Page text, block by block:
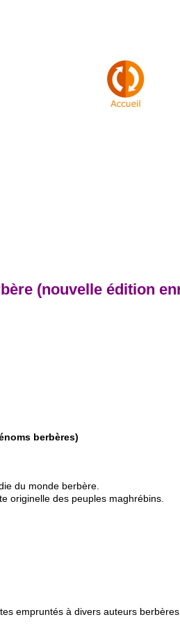
(nouvelle édition
berbères)
du monde berbère.
originelle des peuples maghrébins.
empruntés à divers auteurs